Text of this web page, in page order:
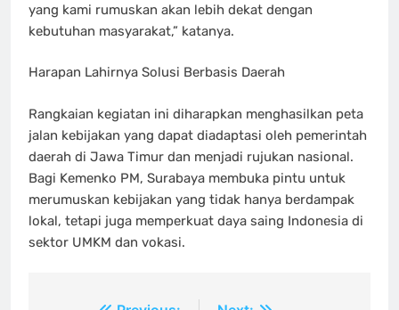
yang kami rumuskan akan lebih dekat dengan
kebutuhan masyarakat,” katanya.
Harapan Lahirnya Solusi Berbasis Daerah
Rangkaian kegiatan ini diharapkan menghasilkan peta
jalan kebijakan yang dapat diadaptasi oleh pemerintah
daerah di Jawa Timur dan menjadi rujukan nasional.
Bagi Kemenko PM, Surabaya membuka pintu untuk
merumuskan kebijakan yang tidak hanya berdampak
lokal, tetapi juga memperkuat daya saing Indonesia di
sektor UMKM dan vokasi.